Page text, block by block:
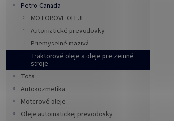
Petro-Canada
MOTOROVÉ OLEJE
Automatické prevodovky
Priemyselné mazivá
Traktorové oleje a oleje pre zemné
stroje
Total
Autokozmetika
Motorové oleje
Oleje automatickej prevodovky